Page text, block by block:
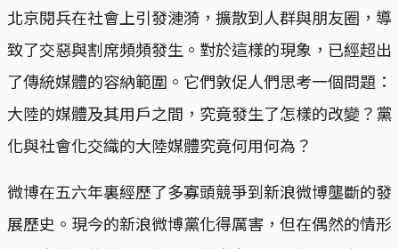
北京閱兵在社會上引發漣漪，擴散到人群與朋友圈，導
致了交惡與割席頻頻發生。對於這樣的現象，已經超出
了傳統媒體的容納範圍。它們敦促人們思考一個問題：
大陸的媒體及其用戶之間，究竟發生了怎樣的改變？黨
化與社會化交織的大陸媒體究竟何用何為？
微博在五六年裏經歷了多寡頭競爭到新浪微博壟斷的發
展歷史。現今的新浪微博黨化得厲害，但在偶然的情形